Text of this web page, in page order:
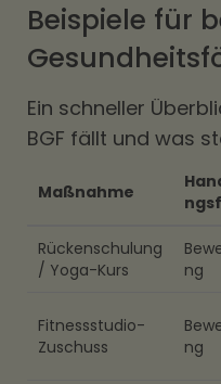
Beispiele für
Ein schneller
BGF fällt und was
Maßnahme
Rückenschulung
/ Yoga-Kurs
ng
Fitnessstudio-
Zuschuss
ng